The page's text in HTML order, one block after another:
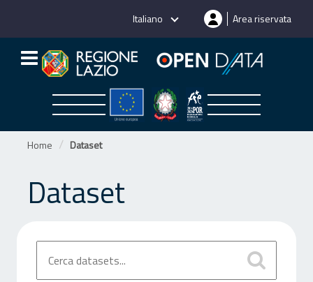
Italiano Area riservata
Home Dataset
Dataset